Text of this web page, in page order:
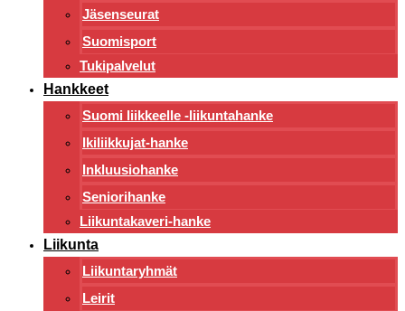
Jäsenseurat
Suomisport
Tukipalvelut
Hankkeet
Suomi liikkeelle -liikuntahanke
Ikiliikkujat-hanke
Inkluusiohanke
Seniorihanke
Liikuntakaveri-hanke
Liikunta
Liikuntaryhmät
Leirit